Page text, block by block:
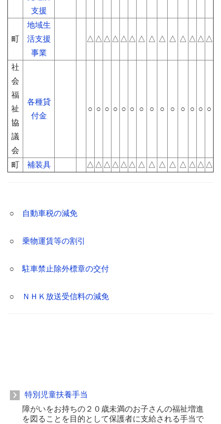
支援
町
地域生
活支援
事業
△ △ △ △ △ △ △ △ △ △ △ △ △ △
社
会
福
祉
協
議
会
各種貸
付金
○ ○ ○ ○ ○ ○ ○ ○ ○ ○ ○ ○ ○ ○
町 補装具 △ △ △ △ △ △ △ △ △ △ △ △ △ △
○ 自動車税の減免
○ 乗物運賃等の割引
○ 駐車禁止除外標章の交付
○ ＮＨＫ放送受信料の減免
特別児童扶養手当
障がいをお持ちの２０歳未満のお子さんの福祉増進
を図ることを目的として保護者に支給される手当で